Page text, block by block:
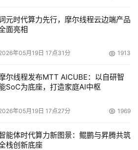
技产品副总裁范珺劼）
珺劼发表了题为《产业大数据赋能银
演讲，范珺劼从智能营销、行业分
理等方面分享了数库科技在银行对公
，旨在提高银行对公业务在产业获
业务数字化转型，打造可服务对公各
元时代算力先行，摩尔线程云边端产品
面亮相
年05月19日 17点31分 1913
尔线程发布MTT AICUBE：以自研智
SoC为底座，打造家庭AI中枢
年05月19日 17点27分 1969
能体时代算力新图景：鲲鹏与昇腾共筑
栈创新底座